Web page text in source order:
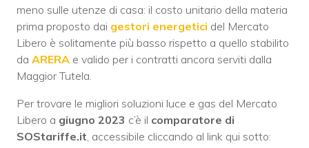
meno sulle utenze di casa: il costo unitario della materia
prima proposto dai gestori energetici del Mercato
Libero è solitamente più basso rispetto a quello stabilito
da ARERA e valido per i contratti ancora serviti dalla
Maggior Tutela.
Per trovare le migliori soluzioni luce e gas del Mercato
Libero a giugno 2023 c’è il comparatore di
SOStariffe.it , accessibile cliccando al link qui sotto: